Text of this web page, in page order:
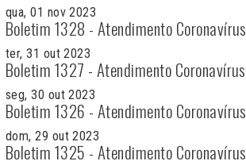
qua, 01 nov 2023
Boletim 1328 - Atendimento Coronavírus
ter, 31 out 2023
Boletim 1327 - Atendimento Coronavírus
seg, 30 out 2023
Boletim 1326 - Atendimento Coronavírus
dom, 29 out 2023
Boletim 1325 - Atendimento Coronavírus